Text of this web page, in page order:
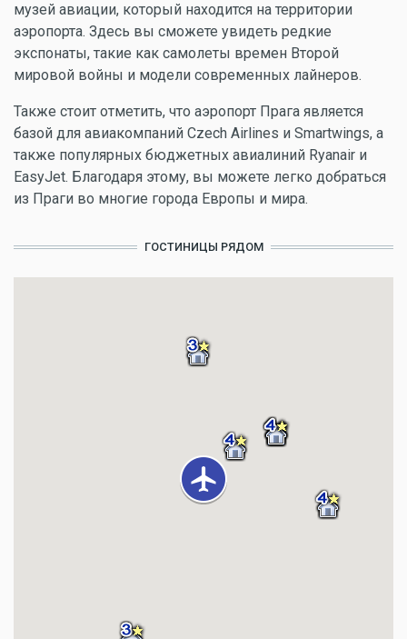
музей авиации, который находится на территории
аэропорта. Здесь вы сможете увидеть редкие
экспонаты, такие как самолеты времен Второй
мировой войны и модели современных лайнеров.
Также стоит отметить, что аэропорт Прага является
базой для авиакомпаний Czech Airlines и Smartwings, а
также популярных бюджетных авиалиний Ryanair и
EasyJet. Благодаря этому, вы можете легко добраться
из Праги во многие города Европы и мира.
ГОСТИНИЦЫ РЯДОМ